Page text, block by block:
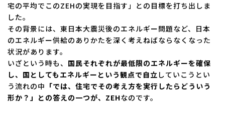
宅の平均でこのZEHの実現を目指す」との目標を打ち出しま
した。
その背景には、東日本大震災後のエネルギー問題など、日本
のエネルギー供給のありかたを深く考えねばならなくなった
状況があります。
いざという時も、 国民それぞれが最低限のエネルギーを確保
し、国としてもエネルギーという観点で自立 していこうとい
う流れの中 「では、住宅でその考え方を実行したらどういう
形か？」との答えの一つが、ZEHなのです。